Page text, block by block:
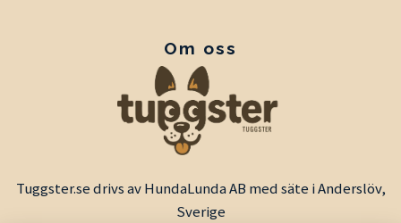
Om oss
Tuggster.se drivs av HundaLunda AB med säte i Anderslöv,
Sverige